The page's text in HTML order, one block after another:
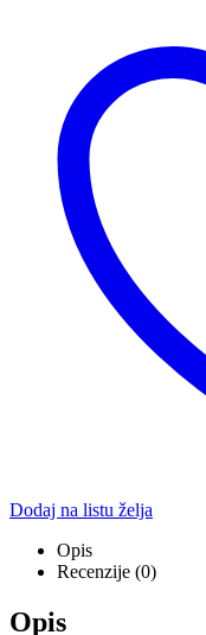
Dodaj na listu želja
Opis
Recenzije (0)
Opis